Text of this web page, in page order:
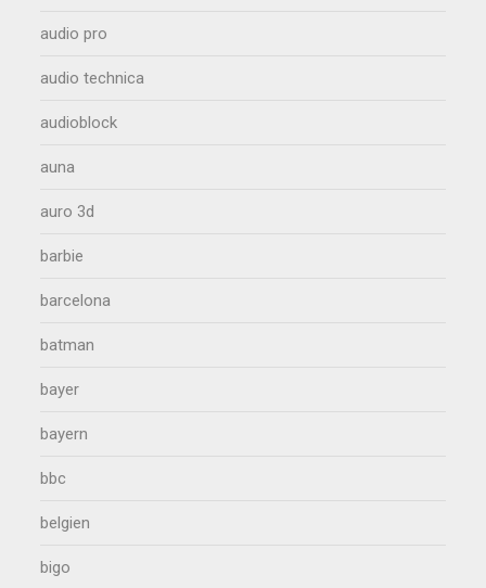
audio pro
audio technica
audioblock
auna
auro 3d
barbie
barcelona
batman
bayer
bayern
bbc
belgien
bigo